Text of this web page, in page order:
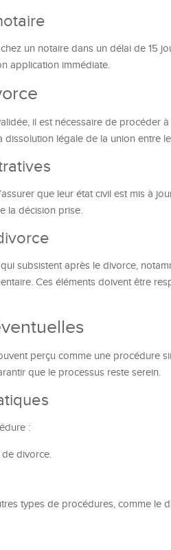
un notaire dans un délai de 15
application immédiate.
il est nécessaire de procéder
dissolution légale de la union entre
que leur état civil est mis à
la décision prise.
subsistent après le divorce,
Ces éléments doivent être
perçu comme une procédure
que le processus reste serein.
:
divorce.
types de procédures, comme le